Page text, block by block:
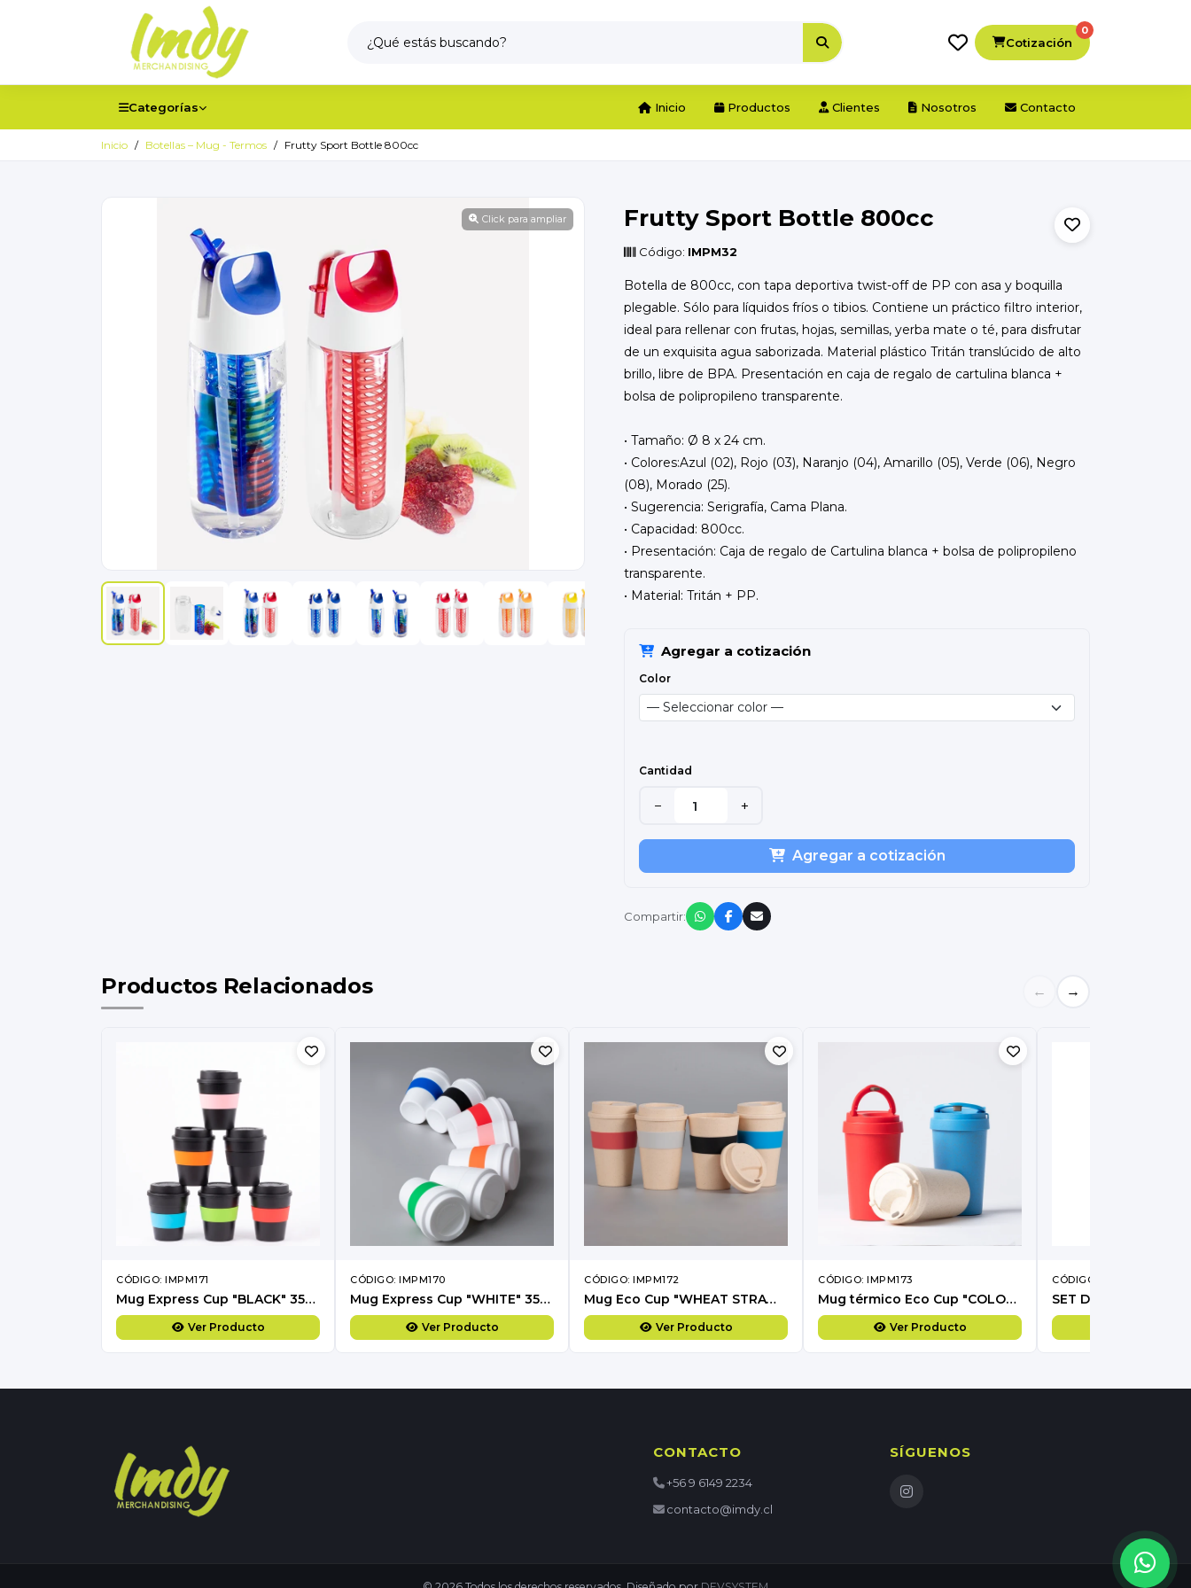
Cotización
0
Categorías Inicio Productos Clientes Nosotros Contacto
Inicio Botellas – Mug - Termos Frutty Sport Bottle 800cc
Click para ampliar Frutty Sport Bottle 800cc
Código: IMPM32
Botella de 800cc, con tapa deportiva twist-off de PP con asa y boquilla
plegable. Sólo para líquidos fríos o tibios. Contiene un práctico filtro interior,
ideal para rellenar con frutas, hojas, semillas, yerba mate o té, para disfrutar
de un exquisita agua saborizada. Material plástico Tritán translúcido de alto
brillo, libre de BPA. Presentación en caja de regalo de cartulina blanca +
bolsa de polipropileno transparente.
• Tamaño: Ø 8 x 24 cm.
• Colores:Azul (02), Rojo (03), Naranjo (04), Amarillo (05), Verde (06), Negro
(08), Morado (25).
• Sugerencia: Serigrafía, Cama Plana.
• Capacidad: 800cc.
• Presentación: Caja de regalo de Cartulina blanca + bolsa de polipropileno
transparente.
• Material: Tritán + PP.
Agregar a cotización
Color
Cantidad
− +
Agregar a cotización
Compartir:
Productos Relacionados ← →
CÓDIGO: IMPM171
Mug Express Cup "BLACK" 356cc con banda silicona
Ver Producto
CÓDIGO: IMPM170
Mug Express Cup "WHITE" 356cc con banda silicona
Ver Producto
CÓDIGO: IMPM172
Mug Eco Cup "WHEAT STRAW" 355cc con banda silicona
Ver Producto
CÓDIGO: IMPM173
Mug térmico Eco Cup "COLOR WHEAT" 360cc
Ver Producto
CÓDIGO: IMCT615
SET DE MATE
CONTACTO
+56 9 6149 2234
contacto@imdy.cl
SÍGUENOS